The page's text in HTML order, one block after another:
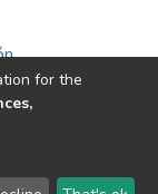
Send
for the